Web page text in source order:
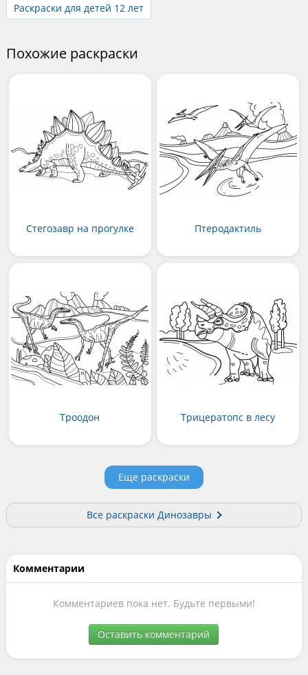
Раскраски для детей 12 лет
Похожие раскраски
Стегозавр на прогулке Птеродактиль
Троодон Трицератопс в лесу
Еще раскраски
Все раскраски Динозавры
Комментарии
Комментариев пока нет. Будьте первыми!
Оставить комментарий